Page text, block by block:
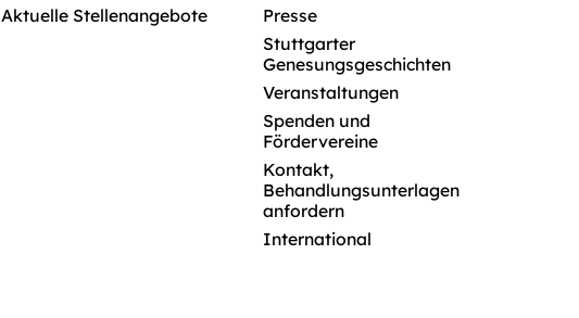
Aktuelle Stellenangebote
Presse
Stuttgarter
Genesungsgeschichten
Veranstaltungen
Spenden und
Fördervereine
Kontakt,
Behandlungsunterlagen
anfordern
International